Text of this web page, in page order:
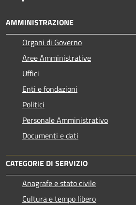
AMMINISTRAZIONE
Organi di Governo
Aree Amministrative
Uffici
Enti e fondazioni
Politici
Personale Amministrativo
Documenti e dati
CATEGORIE DI SERVIZIO
Anagrafe e stato civile
Cultura e tempo libero